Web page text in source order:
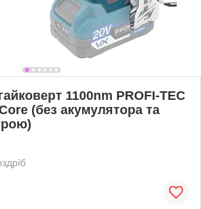
1100nm PROFI-TEC
(без акумулятора та